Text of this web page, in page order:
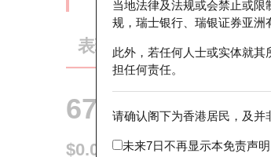
当地法律及法规或会禁止或
规，瑞士银行、瑞银证券亚
此外，若任何人士或实体就
担任何责任。
请确认阁下为香港居民，及并
未来7日不再显示本免责声明
表现 街货统计 比较
67194 法兴熊证
$0.056 0.009 (+19.15%) 即时